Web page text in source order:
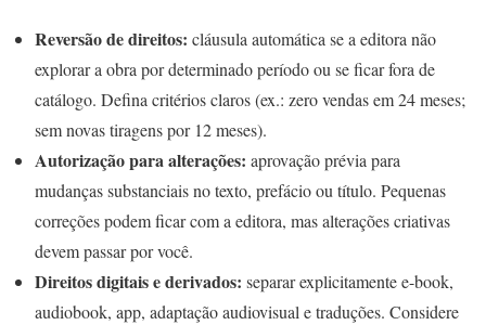
Reversão de direitos: cláusula automática se a editora não
explorar a obra por determinado período ou se ficar fora de
catálogo. Defina critérios claros (ex.: zero vendas em 24 meses;
sem novas tiragens por 12 meses).
Autorização para alterações: aprovação prévia para
mudanças substanciais no texto, prefácio ou título. Pequenas
correções podem ficar com a editora, mas alterações criativas
devem passar por você.
Direitos digitais e derivados: separar explicitamente e-book,
audiobook, app, adaptação audiovisual e traduções. Considere